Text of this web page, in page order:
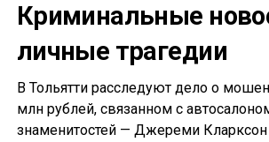
Криминальные
личные трагедии
В Тольятти расследуют дело о
млн рублей, связанном с
знаменитостей — Джереми